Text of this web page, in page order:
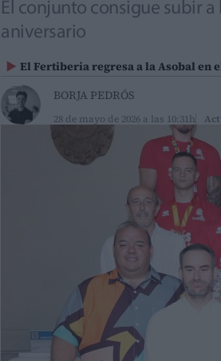
El conjunto consigue subir
aniversario
El Fertiberia regresa a la Asobal en
BORJA PEDRÓS
28 de mayo de 2026 a las 10:31h